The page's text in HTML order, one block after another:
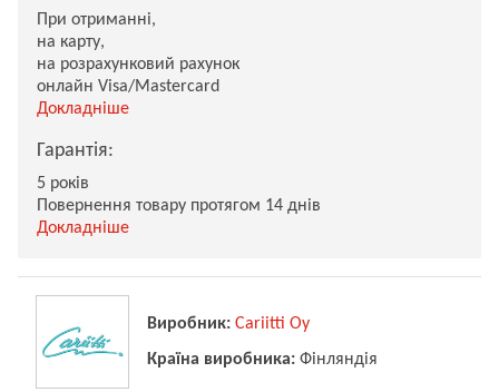
При отриманні,
на карту,
на розрахунковий рахунок
онлайн Visa/Mastercard
Докладніше
Гарантія:
5 років
Повернення товару протягом 14 днів
Докладніше
Виробник: Cariitti Oy
Країна виробника: Фінляндія